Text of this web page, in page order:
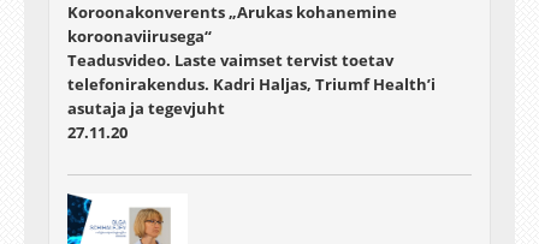
Koroonakonverents „Arukas kohanemine
koroonaviirusega“
Teadusvideo. Laste vaimset tervist toetav
telefonirakendus. Kadri Haljas, Triumf Health’i
asutaja ja tegevjuht
27.11.20